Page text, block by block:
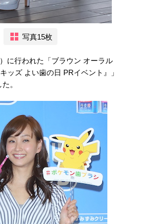
写真15枚
に行われた「ブラウン オーラル
ッズ よい歯の日 PRイベント』」
。